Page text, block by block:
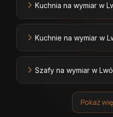
Kuchnia na wymiar w
Kuchnie na wymiar w
Szafy na wymiar w
Pokaż